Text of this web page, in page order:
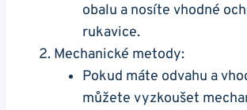
obalu a⁣ nosíte vhodné
rukavice.
Mechanické metody:
Pokud máte odvahu a
můžete vyzkoušet